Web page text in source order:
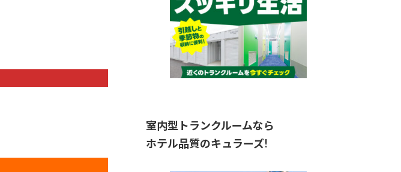
室内型トランクルームなら
ホテル品質のキュラーズ!